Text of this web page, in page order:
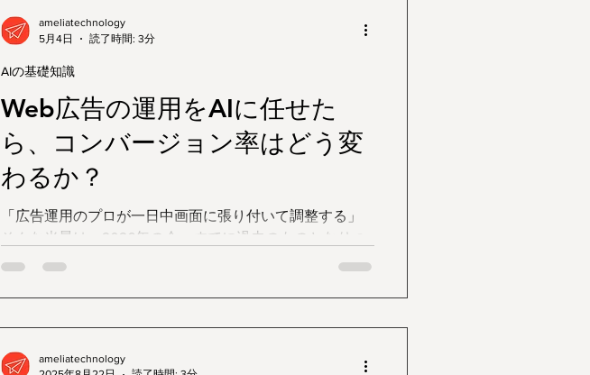
ーターの仕事はなくなってしまうのか？」という問いで
マについて、冷徹な現実と希望ある未来の両面から考察
します。
Web広告の運用をAIに任せた
ら、コンバージョン率はどう変
わるか？
「広告運用のプロが一日中画面に張り付いて調整する」
そんな光景は、2026年の今、すでに過去のものとなりつ
つあります。GoogleやMeta、そして各プラットフォーム
エイティブの選択までを自動で行う「AI完全お任せ運
用」がスタンダードです。 では、実際に運用の舵取りを
ンバージョン率（CVR）」はどう変化するのでしょう
AIの基礎知識
ameliatechnology
5月4日
読了時間: 3分
ameliatechnology